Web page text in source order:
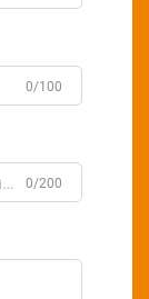
0/100
0/200